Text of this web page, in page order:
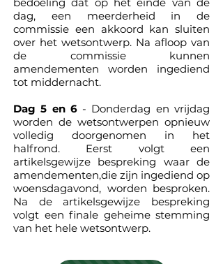
dag, een meerderheid in de
commissie een akkoord kan sluiten
over het wetsontwerp. Na afloop van
de commissie kunnen
amendementen worden ingediend
tot middernacht.
Dag 5 en 6- Donderdag en vrijdag
worden de wetsontwerpen opnieuw
volledig doorgenomen in het
halfrond. Eerst volgt een
artikelsgewijze bespreking waar de
amendementen,die zijn ingediend op
woensdagavond, worden besproken.
Na de artikelsgewijze bespreking
volgt een finale geheime stemming
van het hele wetsontwerp.